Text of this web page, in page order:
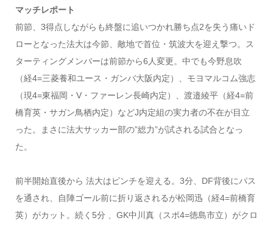
マッチレポート
前節、3得点しながらも終盤に追いつかれ勝ち点2を失う痛いド
ローとなった法大は今節、敵地で首位・筑波大を迎え撃つ。ス
ターティングメンバーは前節から6人変更。中でも今野息吹
（経4=三菱養和ユース・ガンバ大阪内定）、モヨマルコム強志
（現4=東福岡・V・ファーレン長崎内定）、渡邉綾平（経4=前
橋育英・サガン鳥栖内定）などJ内定組の実力者の不在が目立
った。まさに法大サッカー部の”総力”が試される試合となっ
た。
前半開始直後から 法大はピンチを迎える。3分、DF背後にパス
を通され、自陣ゴール前に折り返されるが松岡迅（経4=前橋育
英）がカット。続く5分 、GK中川真（スポ4=徳島市立）がクロ